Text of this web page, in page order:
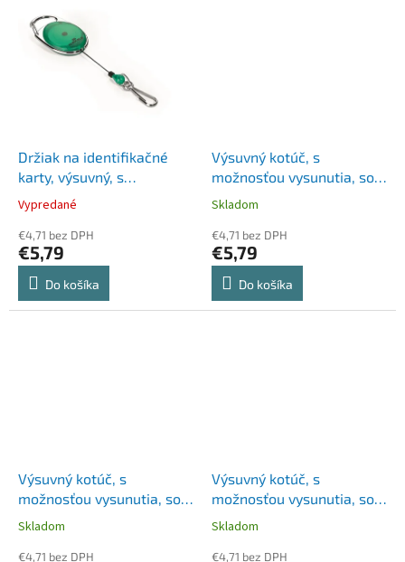
Držiak na identifikačné
karty, výsuvný, s
karabínou, DURABLE
"STYLE", zelená
Vypredané
€4,71 bez DPH
€5,79
Do košíka
Výsuvný kotúč, s
možnosťou vysunutia, so
svorkou, DURABLE "Style",
Skladom
€4,71 bez DPH
€5,79
Do košíka
Výsuvný kotúč, s
možnosťou vysunutia, so
svorkou, DURABLE "Style",
Skladom
€4,71 bez DPH
Výsuvný kotúč, s
možnosťou vysunutia, so
svorkou, DURABLE "Style",
Skladom
€4,71 bez DPH